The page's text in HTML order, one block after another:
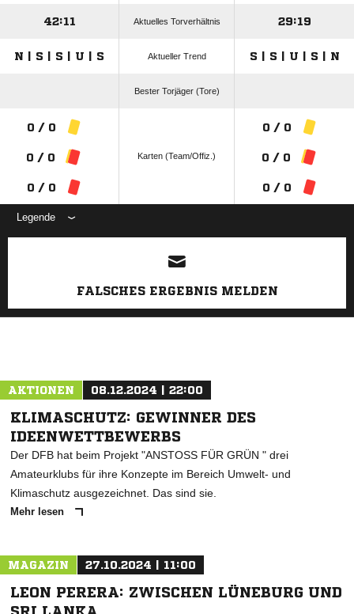
42:11 Aktuelles Torverhältnis 29:19
N | S | S | U | S Aktueller Trend S | S | U | S | N
Bester Torjäger (Tore)
0 / 0
0 / 0
0 / 0
Karten (Team/Offiz.)
0 / 0
0 / 0
0 / 0
Legende
ANZEIGE
FALSCHES ERGEBNIS MELDEN
AKTIONEN 08.12.2024 | 22:00
KLIMASCHUTZ: GEWINNER DES
IDEENWETTBEWERBS
Der DFB hat beim Projekt "ANSTOSS FÜR GRÜN " drei
Amateurklubs für ihre Konzepte im Bereich Umwelt- und
Klimaschutz ausgezeichnet. Das sind sie.
Mehr lesen
MAGAZIN 27.10.2024 | 11:00
LEON PERERA: ZWISCHEN LÜNEBURG UND
SRI LANKA